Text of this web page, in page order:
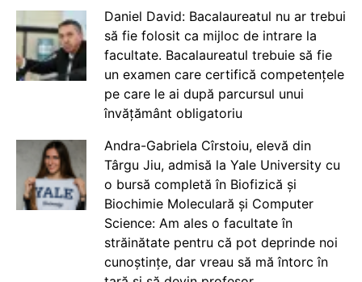
Daniel David: Bacalaureatul nu ar trebui
să fie folosit ca mijloc de intrare la
facultate. Bacalaureatul trebuie să fie
un examen care certifică competențele
pe care le ai după parcursul unui
învățământ obligatoriu
Andra-Gabriela Cîrstoiu, elevă din
Târgu Jiu, admisă la Yale University cu
o bursă completă în Biofizică și
Biochimie Moleculară și Computer
Science: Am ales o facultate în
străinătate pentru că pot deprinde noi
cunoștințe, dar vreau să mă întorc în